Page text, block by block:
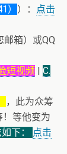
） ）：
点击
箱）或QQ
短视频 | C.
，此为众筹
等他变为
下：
点击